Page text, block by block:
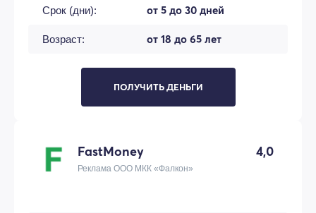
Срок (дни): от 5 до 30 дней
Возраст: от 18 до 65 лет
ПОЛУЧИТЬ ДЕНЬГИ
FastMoney 4,0
Реклама ООО МКК «Фалкон»